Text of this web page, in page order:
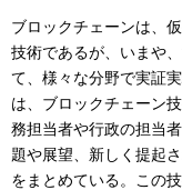
ブロックチェーンは、
技術であるが、いまや
て、様々な分野で実証
は、ブロックチェーン
務担当者や行政の担当
題や展望、新しく提起
をまとめている。この